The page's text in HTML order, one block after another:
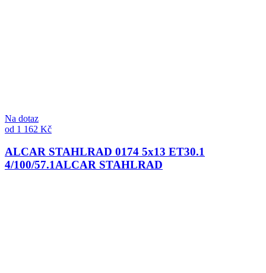
Na dotaz
od 1 162 Kč
ALCAR STAHLRAD 0174 5x13 ET30.1
4/100/57.1ALCAR STAHLRAD